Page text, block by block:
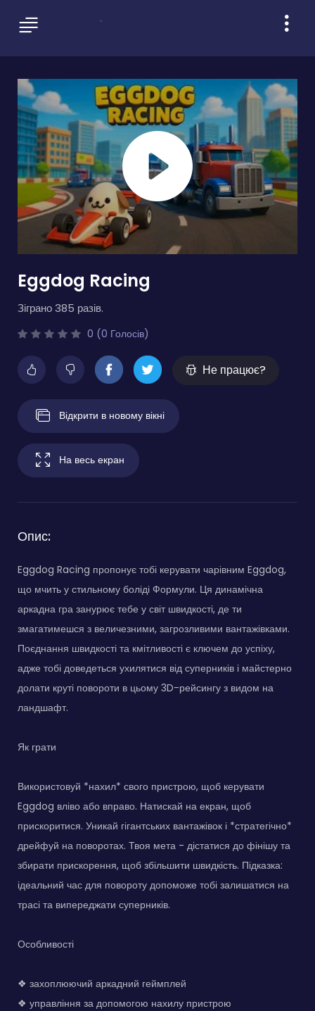
Eggdog Racing
Зіграно 385 разів.
0 (0 Голосів)
Не працює?
Відкрити в новому вікні
На весь екран
Опис:
Eggdog Racing пропонує тобі керувати чарівним Eggdog,
що мчить у стильному боліді Формули. Ця динамічна
аркадна гра занурює тебе у світ швидкості, де ти
змагатимешся з величезними, загрозливими вантажівками.
Поєднання швидкості та кмітливості є ключем до успіху,
адже тобі доведеться ухилятися від суперників і майстерно
долати круті повороти в цьому 3D-рейсингу з видом на
ландшафт.
Як грати
Використовуй *нахил* свого пристрою, щоб керувати
Eggdog вліво або вправо. Натискай на екран, щоб
прискоритися. Уникай гігантських вантажівок і *стратегічно*
дрейфуй на поворотах. Твоя мета - дістатися до фінішу та
збирати прискорення, щоб збільшити швидкість. Підказка:
ідеальний час для повороту допоможе тобі залишатися на
трасі та випереджати суперників.
Особливості
❖ захоплюючий аркадний геймплей
❖ управління за допомогою нахилу пристрою